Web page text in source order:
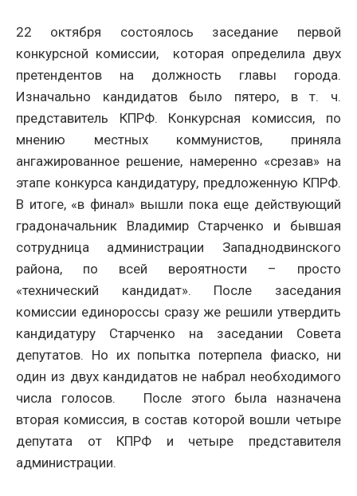
22 октября состоялось заседание первой
конкурсной комиссии, которая определила двух
претендентов на должность главы города.
Изначально кандидатов было пятеро, в т. ч.
представитель КПРФ. Конкурсная комиссия, по
мнению местных коммунистов, приняла
ангажированное решение, намеренно «срезав» на
этапе конкурса кандидатуру, предложенную КПРФ.
В итоге, «в финал» вышли пока еще действующий
градоначальник Владимир Старченко и бывшая
сотрудница администрации Западнодвинского
района, по всей вероятности – просто
«технический кандидат». После заседания
комиссии единороссы сразу же решили утвердить
кандидатуру Старченко на заседании Совета
депутатов. Но их попытка потерпела фиаско, ни
один из двух кандидатов не набрал необходимого
числа голосов. После этого была назначена
вторая комиссия, в состав которой вошли четыре
депутата от КПРФ и четыре представителя
администрации.